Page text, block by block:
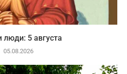
5 августа
05.08.2026